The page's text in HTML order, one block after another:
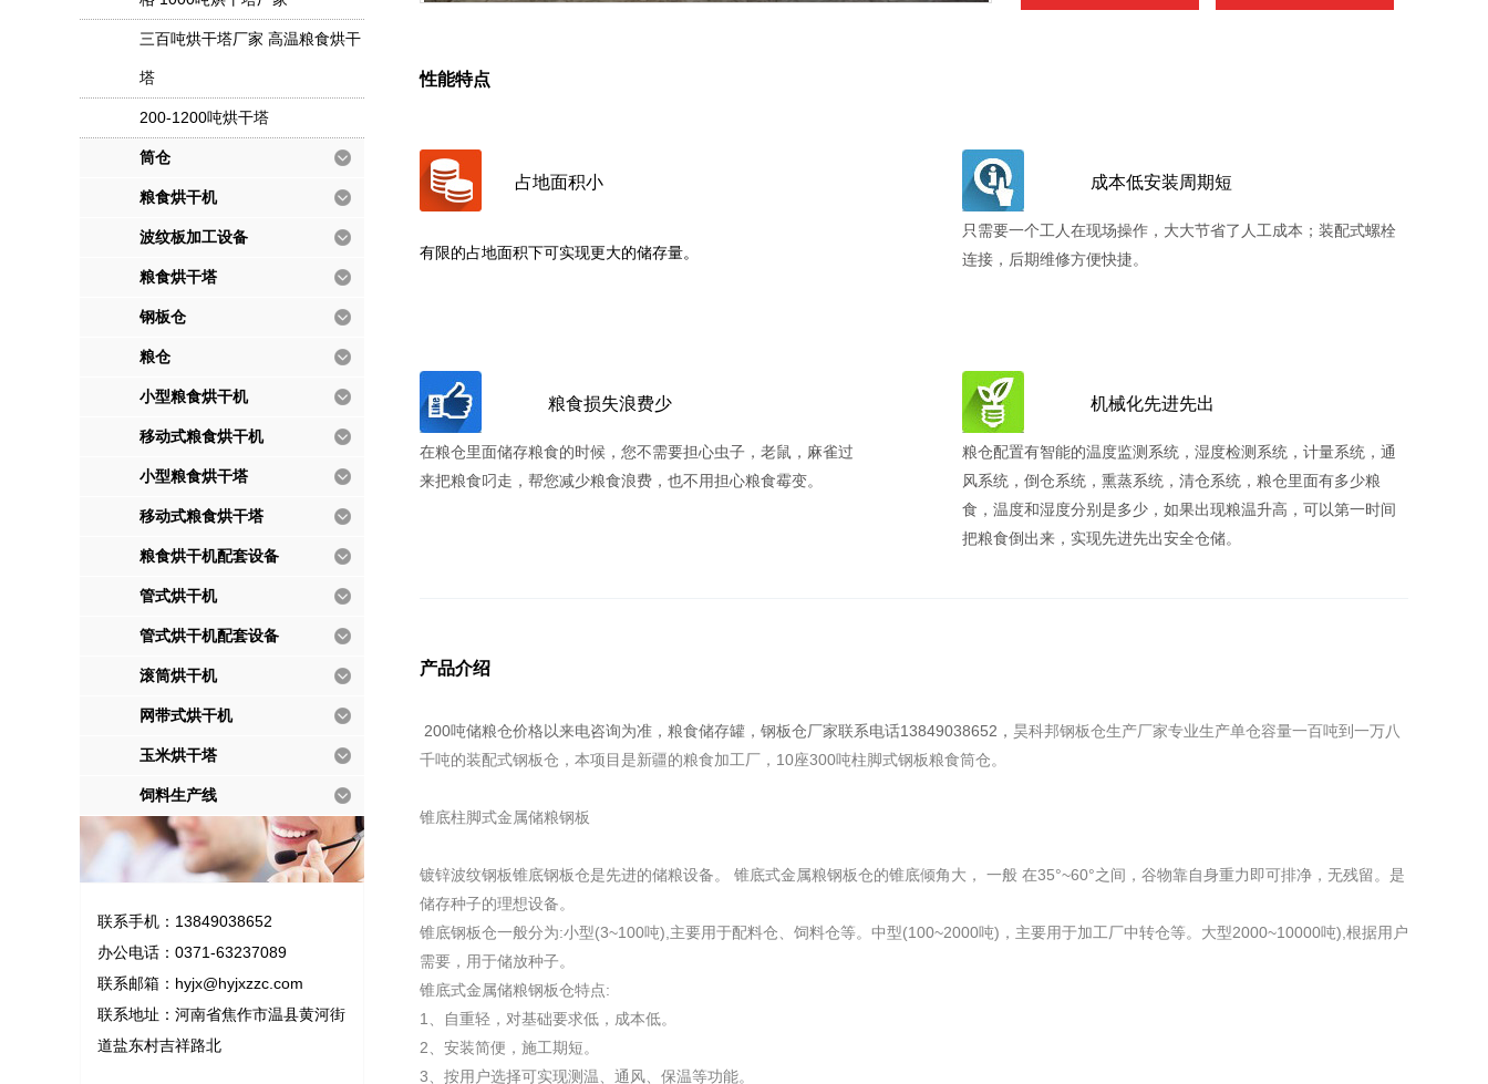
三百吨烘干塔厂家 高温粮食烘干
塔
200-1200吨烘干塔
筒仓
粮食烘干机
波纹板加工设备
粮食烘干塔
钢板仓
粮仓
小型粮食烘干机
移动式粮食烘干机
小型粮食烘干塔
移动式粮食烘干塔
粮食烘干机配套设备
管式烘干机
管式烘干机配套设备
滚筒烘干机
网带式烘干机
玉米烘干塔
饲料生产线
联系手机：13849038652
办公电话：0371-63237089
联系邮箱： hyjx@hyjxzzc.com
联系地址：河南省焦作市温县黄河街
道盐东村吉祥路北
性能特点
占地面积小
有限的占地面积下可实现更大的储存量。
成本低安装周期短
只需要一个工人在现场操作，大大节省了人工成本；装配式螺栓
连接，后期维修方便快捷。
粮食损失浪费少
在粮仓里面储存粮食的时候，您不需要担心虫子，老鼠，麻雀过
来把粮食叼走，帮您减少粮食浪费，也不用担心粮食霉变。
机械化先进先出
粮仓配置有智能的温度监测系统，湿度检测系统，计量系统，通
风系统，倒仓系统，熏蒸系统，清仓系统，粮仓里面有多少粮
食，温度和湿度分别是多少，如果出现粮温升高，可以第一时间
把粮食倒出来，实现先进先出安全仓储。
产品介绍
200吨储粮仓价格以来电咨询为准，粮食储存罐，钢板仓厂家联系电话13849038652， 昊科邦钢板仓生产厂家专业生产单仓容量一百吨到 一万八
千吨的装配式钢板仓，本项目是新疆的粮食加工厂，10座300吨柱脚式钢板粮食筒仓。
锥底柱脚式金属储粮钢板
镀锌波纹钢板锥底钢板仓是先进的储粮设备。 锥底式金属粮钢板仓的锥底倾角大， 一般 在35°~60°之间，谷物靠自身重力即可排净，无残留。是
储存种子的理想设备。
锥底钢板仓一般分为:小型(3~100吨),主要用于配料仓、饲料仓等。中型(100~2000吨)，主要用于加工厂中转仓等。 大型2000~10000吨),根据用户
需要，用于储放种子。
锥底式金属储粮钢板仓特点:
1、自重轻，对基础要求低，成本低。
2、安装简便，施工期短。
3、按用户选择可实现测温、通风、保温等功能。